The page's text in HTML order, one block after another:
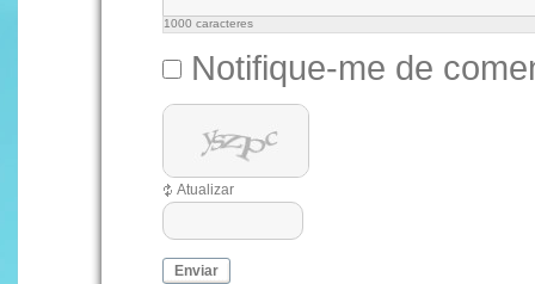
1000 caracteres
Notifique-me de
Atualizar
Enviar